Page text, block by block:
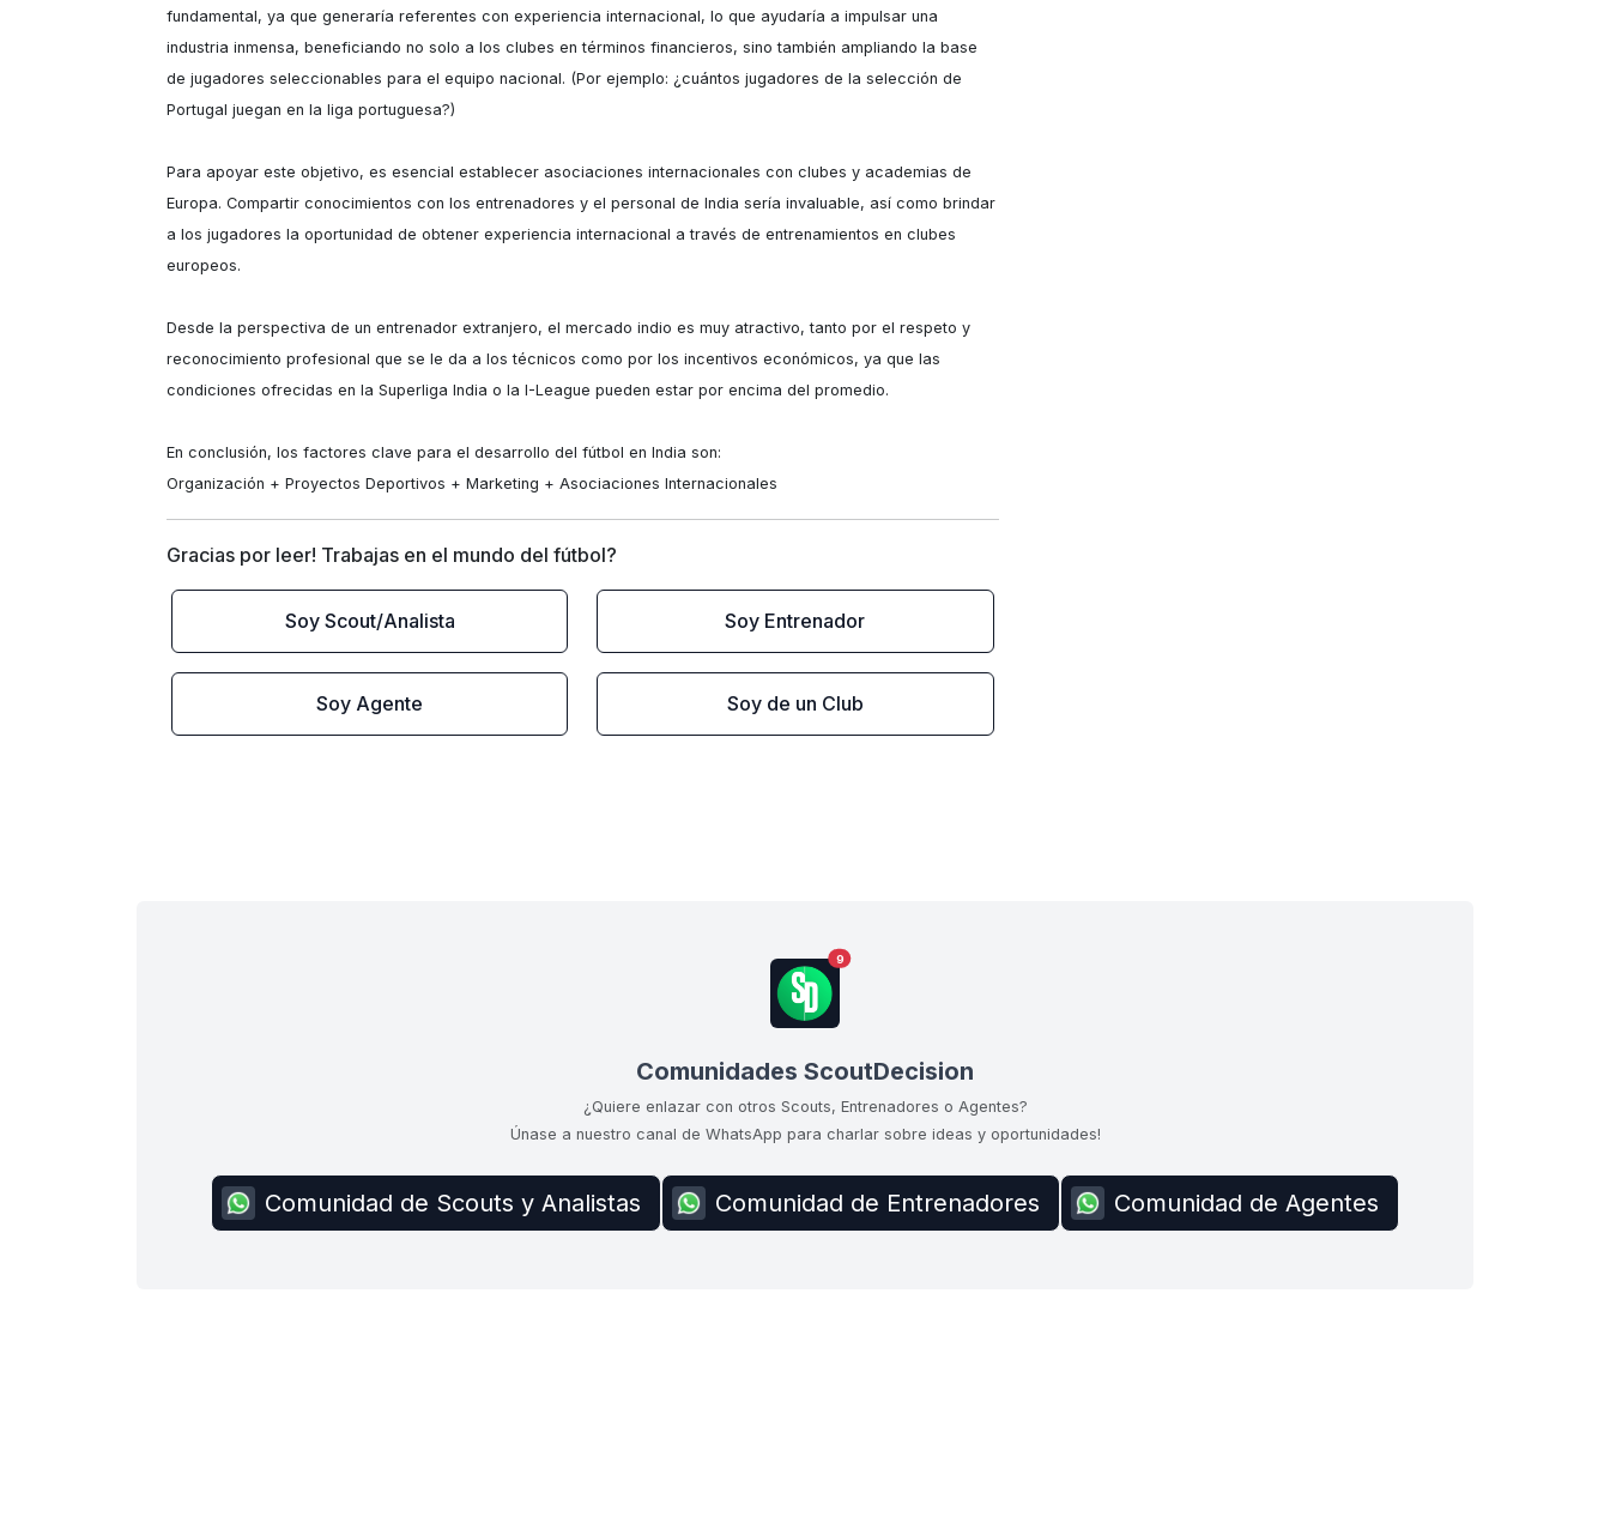
fundamental, ya que generaría referentes con experiencia internacional, lo que ayudaría a impulsar una
industria inmensa, beneficiando no solo a los clubes en términos financieros, sino también ampliando la base
de jugadores seleccionables para el equipo nacional. (Por ejemplo: ¿cuántos jugadores de la selección de
Portugal juegan en la liga portuguesa?)
Para apoyar este objetivo, es esencial establecer asociaciones internacionales con clubes y academias de
Europa. Compartir conocimientos con los entrenadores y el personal de India sería invaluable, así como brindar
a los jugadores la oportunidad de obtener experiencia internacional a través de entrenamientos en clubes
europeos.
Desde la perspectiva de un entrenador extranjero, el mercado indio es muy atractivo, tanto por el respeto y
reconocimiento profesional que se le da a los técnicos como por los incentivos económicos, ya que las
condiciones ofrecidas en la Superliga India o la I-League pueden estar por encima del promedio.
En conclusión, los factores clave para el desarrollo del fútbol en India son:
Organización + Proyectos Deportivos + Marketing + Asociaciones Internacionales
Gracias por leer! Trabajas en el mundo del fútbol?
Soy Scout/Analista Soy Entrenador
Soy Agente Soy de un Club
9
Comunidades ScoutDecision
¿Quiere enlazar con otros Scouts, Entrenadores o Agentes?
Únase a nuestro canal de WhatsApp para charlar sobre ideas y oportunidades!
Comunidad de Scouts y Analistas Comunidad de Entrenadores Comunidad de Agentes